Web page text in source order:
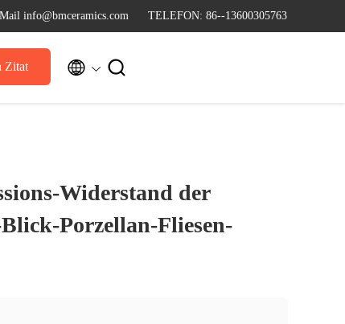
info@bmceramics.com TELEFON: 86--13600305763
Zitat  
Widerstand der
Porzellan-Fliesen-